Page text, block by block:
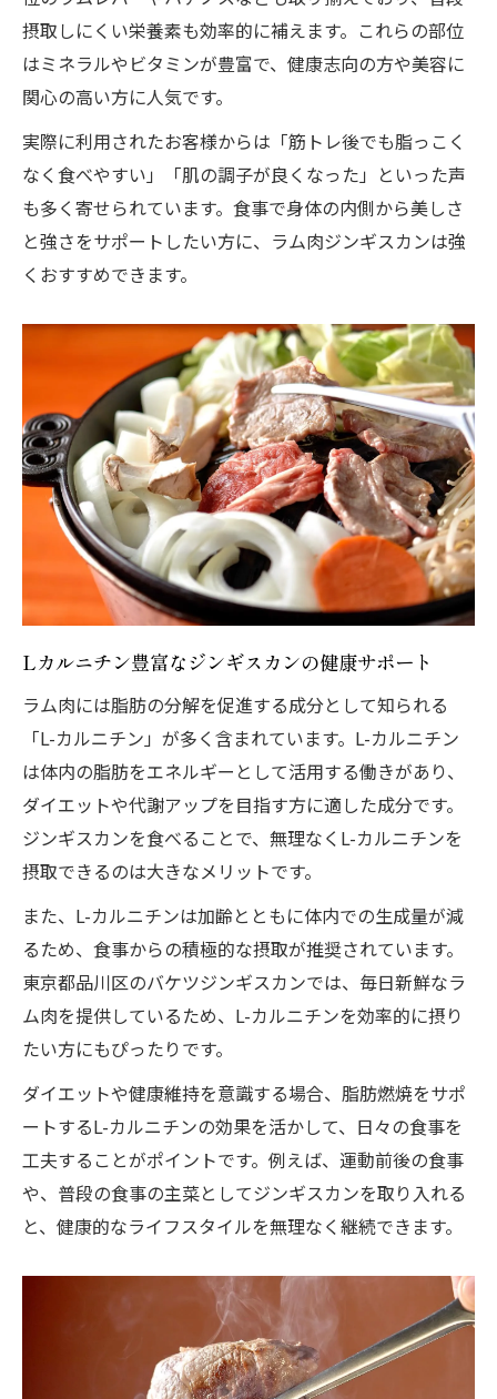
摂取しにくい栄養素も効率的に補えます。これらの部位
はミネラルやビタミンが豊富で、健康志向の方や美容に
関心の高い方に人気です。
実際に利用されたお客様からは「筋トレ後でも脂っこく
なく食べやすい」「肌の調子が良くなった」といった声
も多く寄せられています。食事で身体の内側から美しさ
と強さをサポートしたい方に、ラム肉ジンギスカンは強
くおすすめできます。
Lカルニチン豊富なジンギスカンの健康サポート
ラム肉には脂肪の分解を促進する成分として知られる
「L-カルニチン」が多く含まれています。L-カルニチン
は体内の脂肪をエネルギーとして活用する働きがあり、
ダイエットや代謝アップを目指す方に適した成分です。
ジンギスカンを食べることで、無理なくL-カルニチンを
摂取できるのは大きなメリットです。
また、L-カルニチンは加齢とともに体内での生成量が減
るため、食事からの積極的な摂取が推奨されています。
東京都品川区のバケツジンギスカンでは、毎日新鮮なラ
ム肉を提供しているため、L-カルニチンを効率的に摂り
たい方にもぴったりです。
ダイエットや健康維持を意識する場合、脂肪燃焼をサポ
ートするL-カルニチンの効果を活かして、日々の食事を
工夫することがポイントです。例えば、運動前後の食事
や、普段の食事の主菜としてジンギスカンを取り入れる
と、健康的なライフスタイルを無理なく継続できます。